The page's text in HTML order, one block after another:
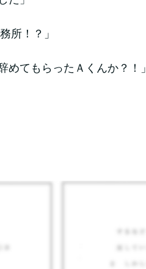
所！？」
めてもらったＡくんか？！」